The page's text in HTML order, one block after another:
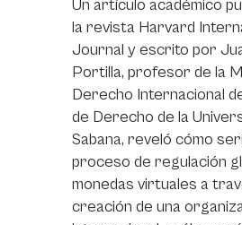
Un artículo académico
la revista Harvard
Journal y escrito por
Portilla, profesor de la
Derecho Internacional
de Derecho de la
Sabana, reveló cómo
proceso de regulación
monedas virtuales a
creación de una